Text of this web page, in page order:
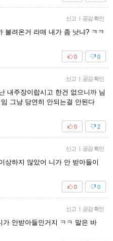
신고 | 공감 확인
불려온거 라매 내가 좀 낫냐? ㅋㅋ
0
0
신고 | 공감 확인
내주장이랍시고 한건 없으니까 님
그냥 당연히 안되는걸 안된다
2
0
신고 | 공감 확인
상하지 않았어 니가 안 받아들이
0
0
신고 | 공감 확인
가 안받아들인거지 ㅋㅋ 말은 바